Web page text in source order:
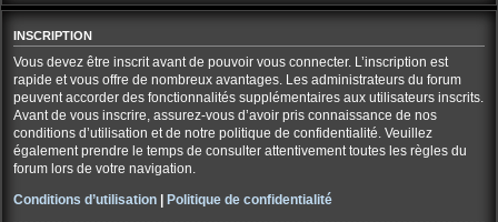
INSCRIPTION
Vous devez être inscrit avant de pouvoir vous connecter. L’inscription est
rapide et vous offre de nombreux avantages. Les administrateurs du forum
peuvent accorder des fonctionnalités supplémentaires aux utilisateurs inscrits.
Avant de vous inscrire, assurez-vous d’avoir pris connaissance de nos
conditions d’utilisation et de notre politique de confidentialité. Veuillez
également prendre le temps de consulter attentivement toutes les règles du
forum lors de votre navigation.
Conditions d’utilisation | Politique de confidentialité